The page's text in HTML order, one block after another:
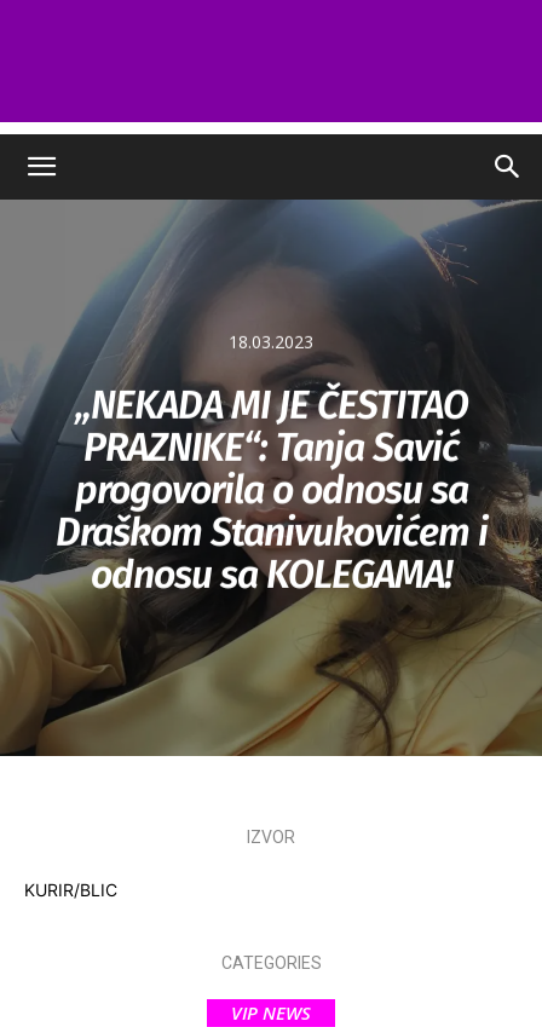
18.03.2023
„NEKADA MI JE ČESTITAO
PRAZNIKE“: Tanja Savić
progovorila o odnosu sa
Draškom Stanivukovićem i
odnosu sa KOLEGAMA!
IZVOR
KURIR/BLIC
CATEGORIES
VIP NEWS